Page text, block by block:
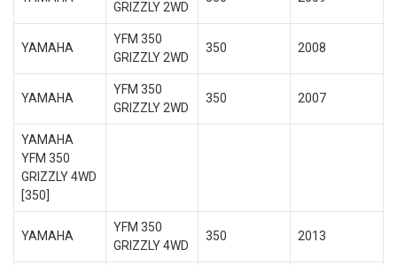
GRIZZLY 2WD
YAMAHA
YFM 350
GRIZZLY 2WD
350 2008
YAMAHA
YFM 350
GRIZZLY 2WD
350 2007
YAMAHA
YFM 350
GRIZZLY 4WD
[350]
YAMAHA
YFM 350
GRIZZLY 4WD
350 2013